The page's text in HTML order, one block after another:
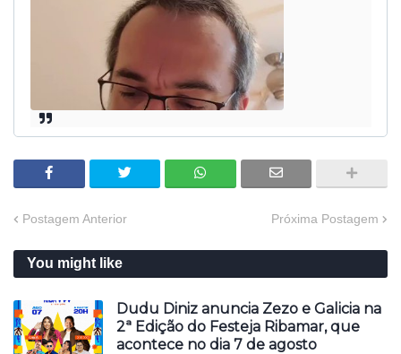
Postagem Anterior Próxima Postagem
You might like
Dudu Diniz anuncia Zezo e Galicia na
2ª Edição do Festeja Ribamar, que
acontece no dia 7 de agosto